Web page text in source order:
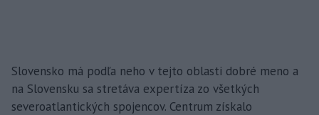
Slovensko má podľa neho v tejto oblasti dobré meno a
na Slovensku sa stretáva expertíza zo všetkých
severoatlantických spojencov. Centrum získalo